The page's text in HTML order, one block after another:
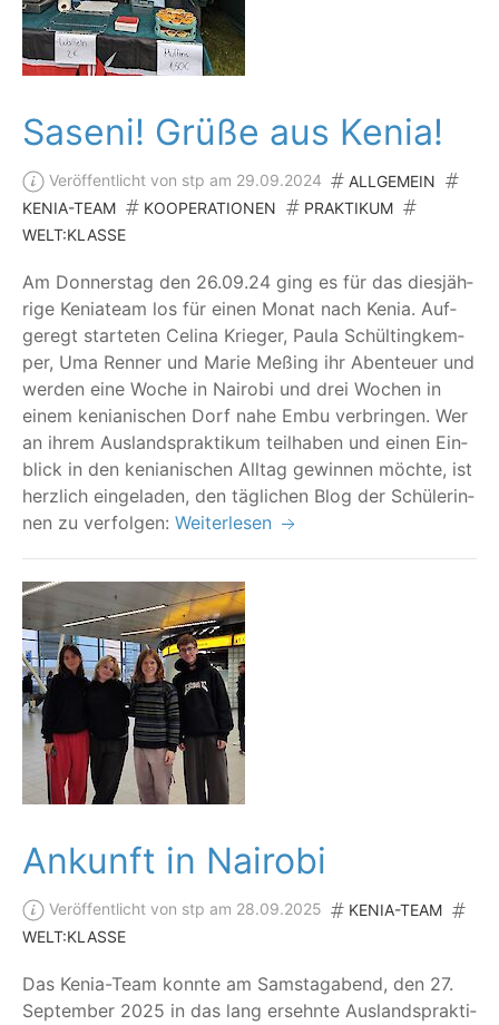
Saseni! Grüße aus Kenia!
Veröffentlicht von stp am 29.09.2024
ALLGEMEIN
KENIA-TEAM
KOOPERATIONEN
PRAKTIKUM
WELT:KLASSE
Am Don­ners­tag den 26.09.24 ging es für das dies­jäh­
ri­ge Kenia­team los für einen Monat nach Kenia. Auf­
ge­regt star­te­ten Celi­na Krie­ger, Pau­la Schül­tingk­em­
per, Uma Ren­ner und Marie Meß­ing ihr Aben­teu­er und
wer­den eine Woche in Nai­ro­bi und drei Wochen in
einem kenia­ni­schen Dorf nahe Embu ver­brin­gen. Wer
an ihrem Aus­lands­prak­ti­kum teil­ha­ben und einen Ein­
blick in den kenia­ni­schen All­tag gewin­nen möch­te, ist
herz­lich ein­ge­la­den, den täg­li­chen Blog der Schü­le­rin­
nen zu verfolgen: Weiterlesen
Ankunft in Nairobi
Veröffentlicht von stp am 28.09.2025
KENIA-TEAM
WELT:KLASSE
Das Kenia-Team konn­te am Sams­tag­abend, den 27.
Sep­tem­ber 2025 in das lang ersehn­te Aus­lands­prak­ti­